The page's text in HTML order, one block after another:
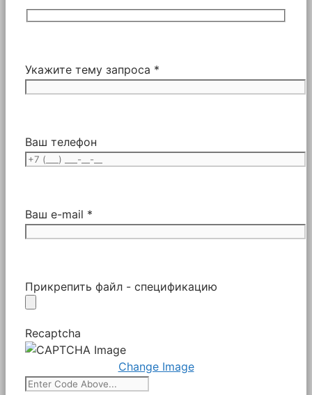
Укажите тему запроса *
Ваш телефон
Ваш e-mail *
Прикрепить файл - спецификацию
Recaptcha
Change Image